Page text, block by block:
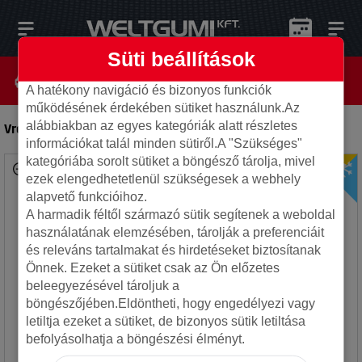
Vredestein 175/65R15 84H Quatrac-Autó gumi
Süti beállítások
A hatékony navigáció és bizonyos funkciók
működésének érdekében sütiket használunk.Az
alábbiakban az egyes kategóriák alatt részletes
információkat talál minden sütiről.A "Szükséges"
kategóriába sorolt sütiket a böngésző tárolja, mivel
ezek elengedhetetlenül szükségesek a webhely
alapvető funkcióihoz.
A harmadik féltől származó sütik segítenek a weboldal
használatának elemzésében, tárolják a preferenciáit
és releváns tartalmakat és hirdetéseket biztosítanak
Önnek. Ezeket a sütiket csak az Ön előzetes
beleegyezésével tároljuk a
böngészőjében.Eldöntheti, hogy engedélyezi vagy
letiltja ezeket a sütiket, de bizonyos sütik letiltása
befolyásolhatja a böngészési élményt.